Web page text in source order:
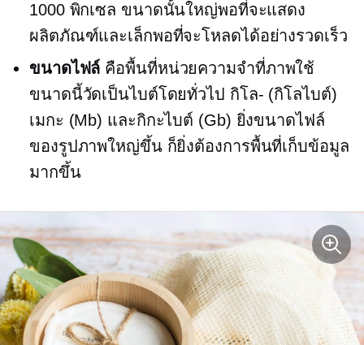
1000 พิกเซล ขนาดนั้นใหญ่พอที่จะแสดง
ผลิตภัณฑ์และเล็กพอที่จะโหลดได้อย่างรวดเร็ว
ขนาดไฟล์ คือพื้นที่หน่วยความจำที่ภาพใช้
ขนาดนี้วัดเป็นไบต์โดยทั่วไป กิโล- (กิโลไบต์)
เมกะ (Mb) และกิกะไบต์ (Gb) ยิ่งขนาดไฟล์
ของรูปภาพใหญ่ขึ้น ก็ยิ่งต้องการพื้นที่เก็บข้อมูล
มากขึ้น